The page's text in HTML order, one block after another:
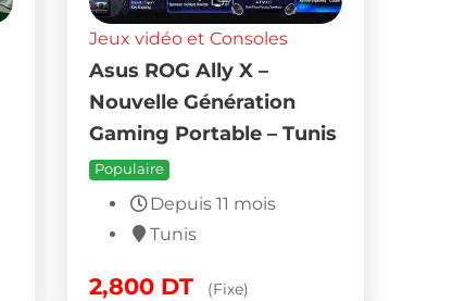
Jeux vidéo et Consoles
Asus ROG Ally X –
Nouvelle Génération
Gaming Portable – Tunis
Populaire
Depuis 11 mois
Tunis
2,800 DT (Fixe)